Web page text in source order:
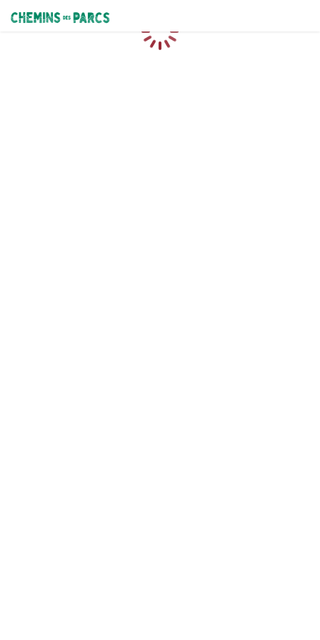
Chemins des Parcs
Loading